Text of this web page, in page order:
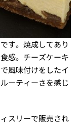
す。焼成してあり
感。チーズケーキ
風味付けをしたイ
ーティーさを感じ
スリーで販売され